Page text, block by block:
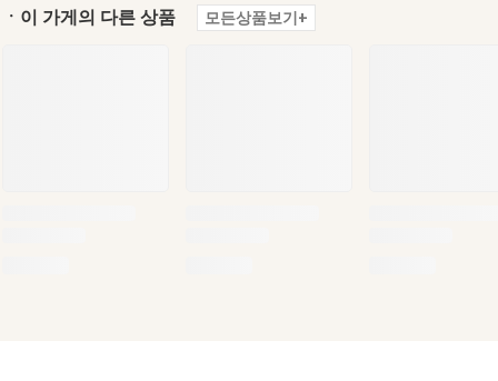
ㆍ이 가게의 다른 상품 모든상품보기+